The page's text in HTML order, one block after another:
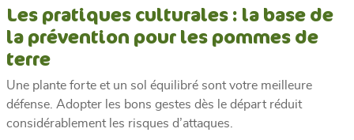
Les pratiques culturales : la base de
la prévention pour les pommes de
terre
Une plante forte et un sol équilibré sont votre meilleure
défense. Adopter les bons gestes dès le départ réduit
considérablement les risques d’attaques.